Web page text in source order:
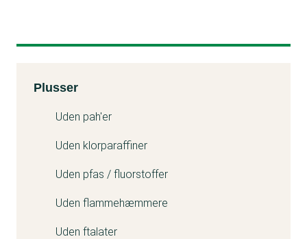
Kemitest
Plusser
Uden pah'er
Uden klorparaffiner
Uden pfas / fluorstoffer
Uden flammehæmmere
Uden ftalater